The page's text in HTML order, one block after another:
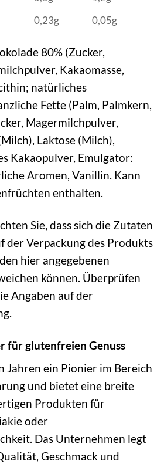
0,23g 0,05g
80% (Zucker,
Kakaomasse,
natürliches
Fette (Palm, Palmkern,
Magermilchpulver,
Laktose (Milch),
Kakaopulver, Emulgator:
Aromen, Vanillin. Kann
enthalten.
Sie, dass sich die Zutaten
der Verpackung des Produkts
hier angegebenen
können. Überprüfen
Angaben auf der
für glutenfreien Genuss
Jahren ein Pionier im Bereich
und bietet eine breite
Produkten für
oder
Das Unternehmen legt
Geschmack und